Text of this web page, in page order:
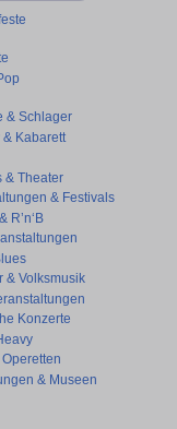
& Schlager
Kabarett
& Theater
& Festivals
R’n‘B
& Volksmusik
Konzerte
& Museen